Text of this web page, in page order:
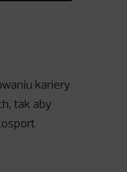
kariery
tak aby